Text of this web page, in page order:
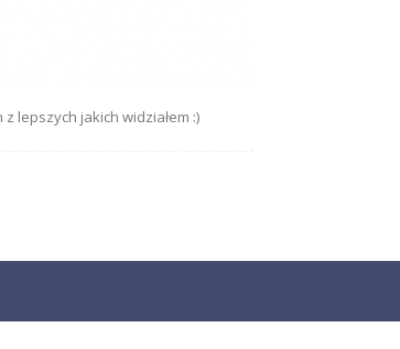
lepszych jakich widziałem :)